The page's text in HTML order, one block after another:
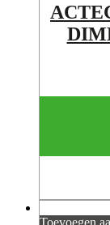
Toevoegen